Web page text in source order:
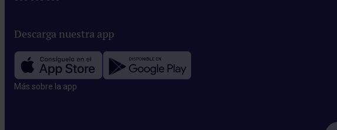
Descarga nuestra app
Más sobre la app​